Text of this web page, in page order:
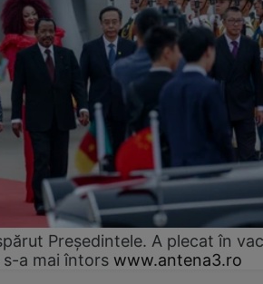
Președintele. A plecat în
s-a mai întors www.antena3.ro